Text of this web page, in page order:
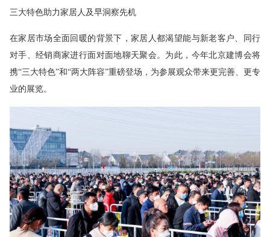
三大特色助力家居人及早洞察先机
在家居市场全面回暖的背景下，家居人都渴望能与新老客户、同行
对手、经销商家进行面对面地聊天聚会。为此，今年北京建博会将
携“三大特色”和“两大阵容”重磅登场，为参展观众带来更完善、更专
业的展览。